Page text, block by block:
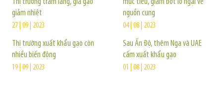
giảm nhiệt
27 | 09 | 2023
Thị trường xuất khẩu gạo còn
nhiều biến động
19 | 09 | 2023
nguồn cung
04 | 08 | 2023
Sau Ấn Độ, thêm Nga và UAE
cấm xuất khẩu gạo
01 | 08 | 2023